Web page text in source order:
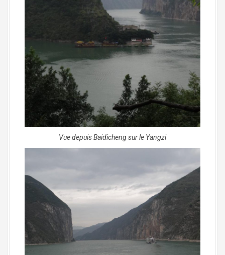
Vue depuis Baidicheng sur le Yangzi